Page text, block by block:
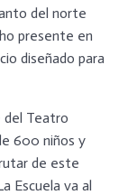
del norte
presente en
diseñado para
del Teatro
600 niños y
de este
Escuela va al